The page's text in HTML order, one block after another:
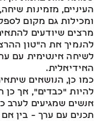
העיניים, מזמינות
ומכילות גם מקום
מרצים שיודעים
להנמיך את ה"טון
לשיחה אינטימית עם
האידיאלית.
כמו כן, הנושאים
להיות "כבדים", אך כן
אנשים שמגיעים לערב
תכנים עם ערך – בין